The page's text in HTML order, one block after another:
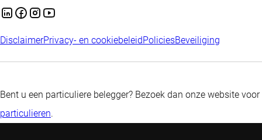
DisclaimerPrivacy- en cookiebeleidPoliciesBeveiliging
Bent u een particuliere belegger? Bezoek dan onze website voor
particulieren.